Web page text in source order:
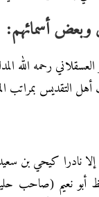
وبعض أسمائهم:
العسقلاني رحمه الله
أهل التقديس بمراتب
نادرا كيحي بن
أبو نعيم (صاحب